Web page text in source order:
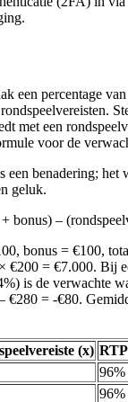
een percentage
met een
voor de
een benadering; het
geluk.
bonus) –
bonus = €100,
€200 = €7.000. Bij
is de verwachte
€280 = -€80.
(x) RTP
96%
96%